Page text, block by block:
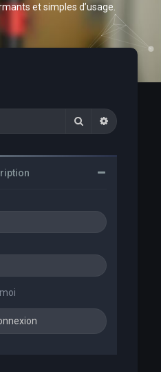
et simples d’usage.
Rechercher